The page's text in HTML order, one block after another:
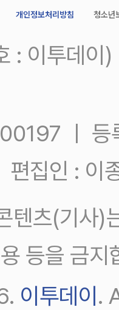
개인정보처리방침 청소년
: 이투데
00197 ㅣ
편집인 : 이
텐츠(기사)
등을 금지
이투데이.